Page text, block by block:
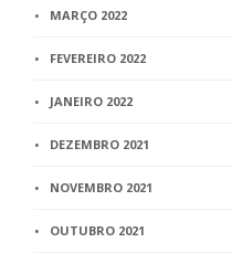
MARÇO 2022
FEVEREIRO 2022
JANEIRO 2022
DEZEMBRO 2021
NOVEMBRO 2021
OUTUBRO 2021